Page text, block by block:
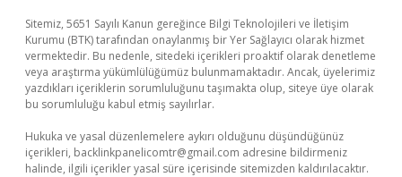
Sitemiz, 5651 Sayılı Kanun gereğince Bilgi Teknolojileri ve İletişim
Kurumu (BTK) tarafından onaylanmış bir Yer Sağlayıcı olarak hizmet
vermektedir. Bu nedenle, sitedeki içerikleri proaktif olarak denetleme
veya araştırma yükümlülüğümüz bulunmamaktadır. Ancak, üyelerimiz
yazdıkları içeriklerin sorumluluğunu taşımakta olup, siteye üye olarak
bu sorumluluğu kabul etmiş sayılırlar.
Hukuka ve yasal düzenlemelere aykırı olduğunu düşündüğünüz
içerikleri, backlinkpanelicomtr@gmail.com adresine bildirmeniz
halinde, ilgili içerikler yasal süre içerisinde sitemizden kaldırılacaktır.